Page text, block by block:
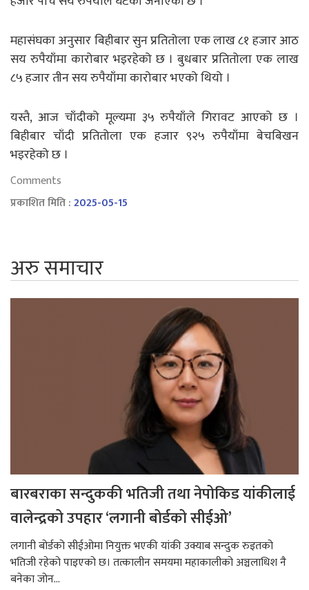
महासंघका अनुसार बिहीबार सुन प्रतितोला एक लाख ८१ हजार आठ
सय रुपैयाँमा कारोबार भइरहेको छ । बुधबार प्रतितोला एक लाख
८५ हजार तीन सय रुपैयाँमा कारोबार भएको थियो ।
यस्तै, आज चाँदीको मूल्यमा ३५ रुपैयाँले गिरावट आएको छ ।
बिहीबार चाँदी प्रतितोला एक हजार ९२५ रुपैयाँमा बेचबिखन
भइरहेको छ ।
Comments
प्रकाशित मिति :2025-05-15
अरु समाचार
बारबराका सन्दुककी भतिजी तथा नेपोकिड यांकीलाई
वालेन्द्रको उपहार ‘लगानी बोर्डको सीईओ’
लगानी बोर्डको सीईओमा नियुक्त भएकी यांकी उक्याब सन्दुक रुइतको
भतिजी रहेको पाइएको छ। तत्कालीन समयमा महाकालीको अञ्चलाधिश नै
बनेका जोन...